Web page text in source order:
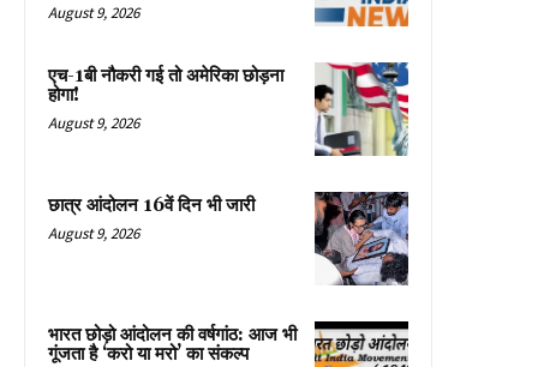
August 9, 2026
एच-1बी नौकरी गई तो अमेरिका छोड़ना
होगा!
August 9, 2026
छात्र आंदोलन 16वें दिन भी जारी
August 9, 2026
भारत छोड़ो आंदोलन की वर्षगांठ: आज भी
गूंजता है ‘करो या मरो’ का संकल्प